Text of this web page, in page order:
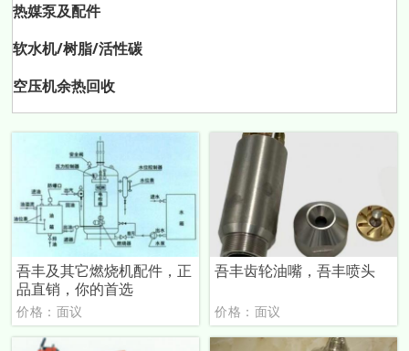
热媒泵及配件
软水机/树脂/活性碳
空压机余热回收
吾丰及其它燃烧机配件，正
品直销，你的首选
价格：面议
吾丰齿轮油嘴，吾丰喷头
价格：面议